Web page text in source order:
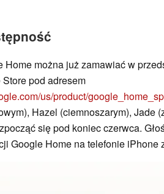
Home można już zamawiać w
pod adresem
us/product/
Hazel (ciemnoszarym), Jade
się pod koniec czerwca.
Google Home na telefonie iPhone